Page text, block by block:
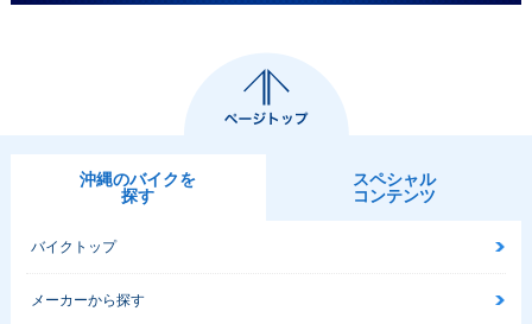
沖縄のバイクを
探す
スペシャル
コンテンツ
バイクトップ
メーカーから探す